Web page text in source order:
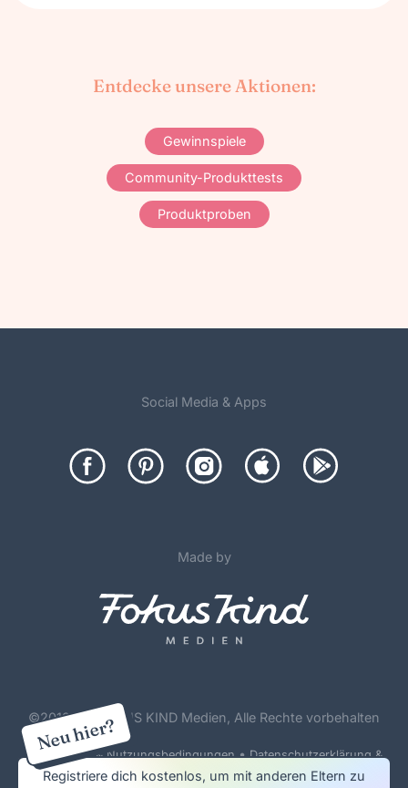
Neu hier?
Registriere dich kostenlos, um mit anderen Eltern zu
Entdecke unsere Aktionen:
Gewinnspiele
Community-Produkttests
Produktproben
Social Media & Apps
Made by
©2012-26 FOKUS KIND Medien, Alle Rechte vorbehalten
Forenregeln & Nutzungsbedingungen •Datenschutzerklärung &
Cookie Policy